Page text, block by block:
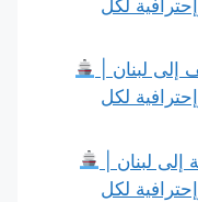
ثقة وإحترافية لكل
لبنان |
ثقة وإحترافية لكل
لبنان |
ثقة وإحترافية لكل